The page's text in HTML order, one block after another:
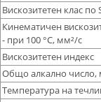
Вискозитетен клас по
Кинематичен
- при 100 °С, мм²/с
Вискозитетен индекс
Общо алкално
Температура на